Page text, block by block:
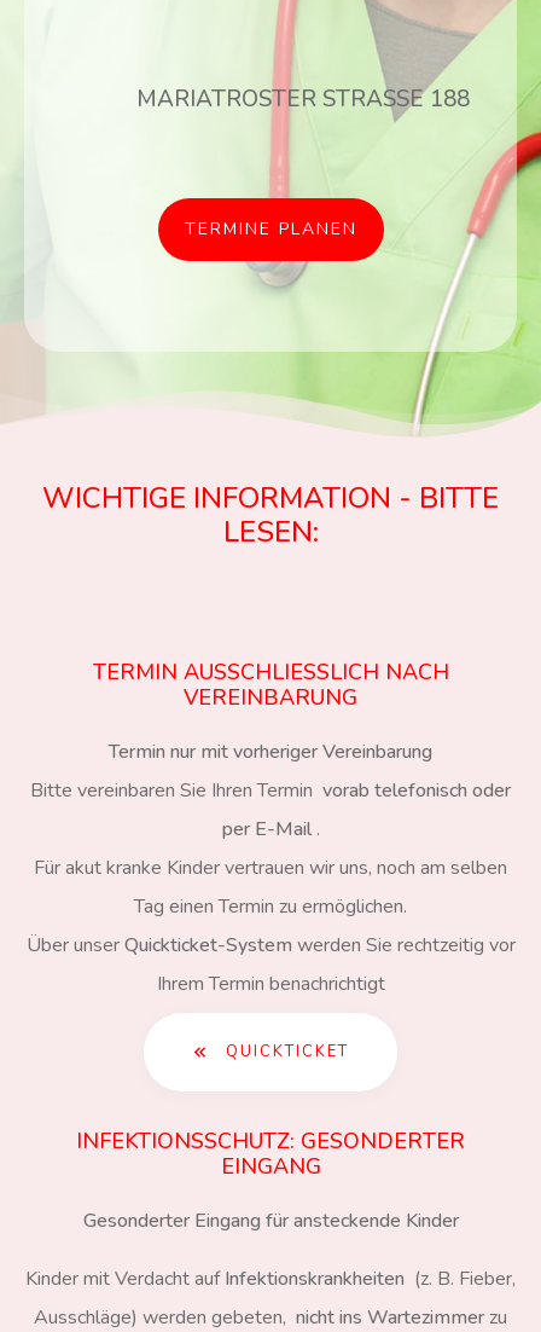
MARIATROSTER STRASSE 188
TERMINE PLANEN
WICHTIGE INFORMATION - BITTE
LESEN:
TERMIN AUSSCHLIESSLICH NACH V
EREINBARUNG
Termin nur mit vorheriger Vereinbarung
Bitte vereinbaren Sie Ihren Termin vorab telefonisch oder
per E-Mail.
Für akut kranke Kinder vertrauen wir uns, noch am selben
Tag einen Termin zu ermöglichen.
Über unserQuickticket-System werden Sie rechtzeitig vor
Ihrem Termin benachrichtigt
QUICKTICKET
INFEKTIONSSCHUTZ: GESONDERTER
EINGANG
Gesonderter Eingang für ansteckende Kinder
Kinder mit Verdacht aufInfektionskrankheiten (z. B. Fieber,
Ausschläge) werden gebeten, nicht ins Wartezimmerzu